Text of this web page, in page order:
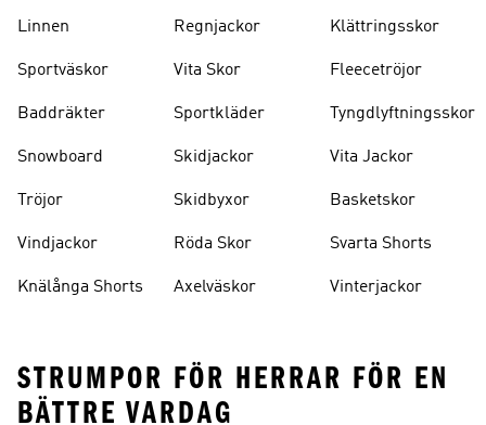
Linnen
Sportväskor
Baddräkter
Snowboard
Tröjor
Vindjackor
Knälånga Shorts
Regnjackor
Vita Skor
Sportkläder
Skidjackor
Skidbyxor
Röda Skor
Axelväskor
Klättringsskor
Fleecetröjor
Tyngdlyftningsskor
Vita Jackor
Basketskor
Svarta Shorts
Vinterjackor
STRUMPOR FÖR HERRAR FÖR EN
BÄTTRE VARDAG